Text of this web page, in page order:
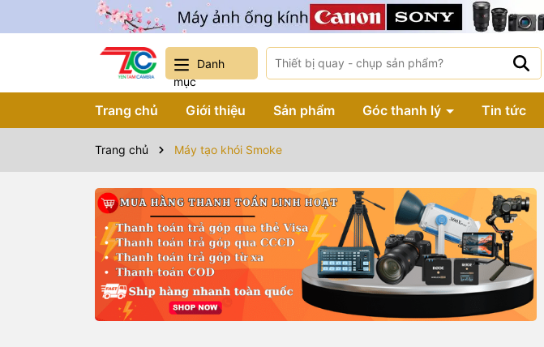
Danh
mục
Trang chủ Giới thiệu Sản phẩm Góc thanh lý Tin tức
Trang chủ Máy tạo khói Smoke